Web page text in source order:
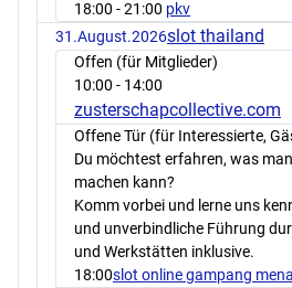
18:00 - 21:00 pkv
31.August.2026slot thailand
Offen (für Mitglieder)
10:00 - 14:00
zusterschapcollective.com
Offene Tür (für Interessierte,
Du möchtest erfahren, was
machen kann?
Komm vorbei und lerne uns
und unverbindliche Führung
und Werkstätten inklusive.
18:00slot online gampang